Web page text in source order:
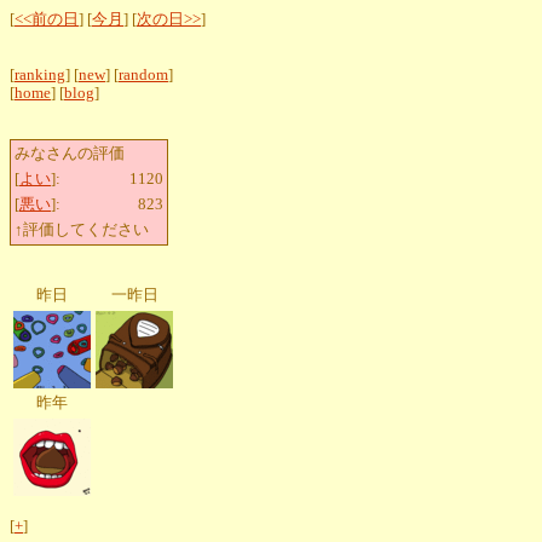
[<<前の日 ] [今月 ] [次の日>>]
[ranking] [new] [random]
[home] [blog]
みなさんの評価
[よい]:
1120
[悪い]:
823
↑評価してください
昨日 一昨日
昨年
[+]